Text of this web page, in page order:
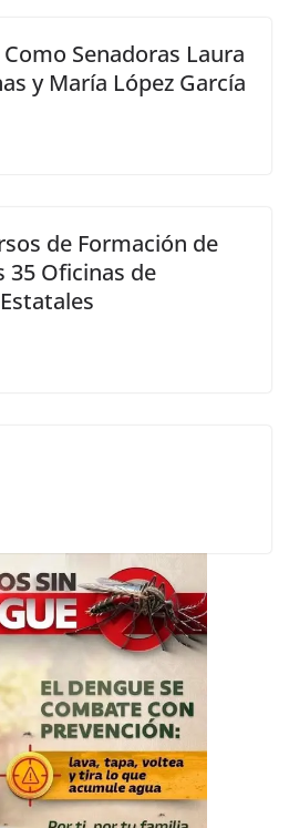
Senadoras Laura
y María López García
de Formación de
35 Oficinas de